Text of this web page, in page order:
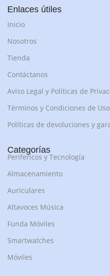
Enlaces útiles
Inicio
Nosotros
Tienda
Contáctanos
Aviso Legal y Políticas de
Términos y Condiciones de Uso
Políticas de devoluciones y
Categorías
Perifericos y Tecnología
Almacenamiento
Auriculares
Altavoces Música
Funda Móviles
Smartwatches
Móviles